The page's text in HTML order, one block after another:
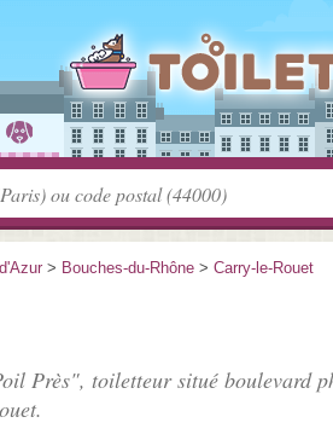
> Bouches-du-Rhône > Carry-le-Rouet
Près", toiletteur situé boulevard